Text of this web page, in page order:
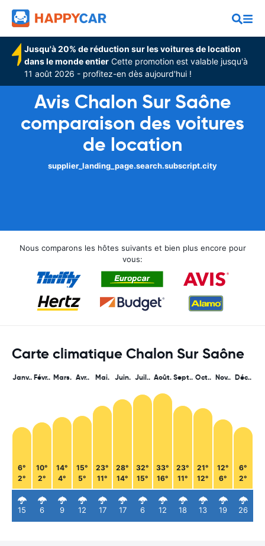
Jusqu'à 20% de réduction sur les voitures de location
dans le monde entier Cette promotion est valable jusqu'à
11 août 2026 - profitez-en dès aujourd'hui !
Avis Chalon Sur Saône
comparaison des voitures
de location
supplier_landing_page.search.subscript.city
Nous comparons les hôtes suivants et bien plus encore pour
vous:
Carte climatique Chalon Sur Saône
Janv..
6°
2°
15
Févr..
10°
2°
6
Mars.
14°
4°
9
Avr..
15°
5°
12
Mai.
23°
11°
17
Juin.
28°
14°
17
Juil..
32°
15°
6
Août.
33°
16°
12
Sept..
23°
11°
18
Oct..
21°
12°
13
Nov..
12°
6°
19
Déc..
6°
2°
26